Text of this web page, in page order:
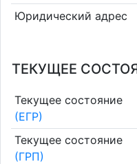
Юридический адрес
ТЕКУЩЕЕ
Текущее состояние
(ЕГР)
Текущее состояние
(ГРП)